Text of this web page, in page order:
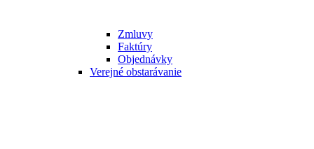
Zmluvy
Faktúry
Objednávky
Verejné obstarávanie